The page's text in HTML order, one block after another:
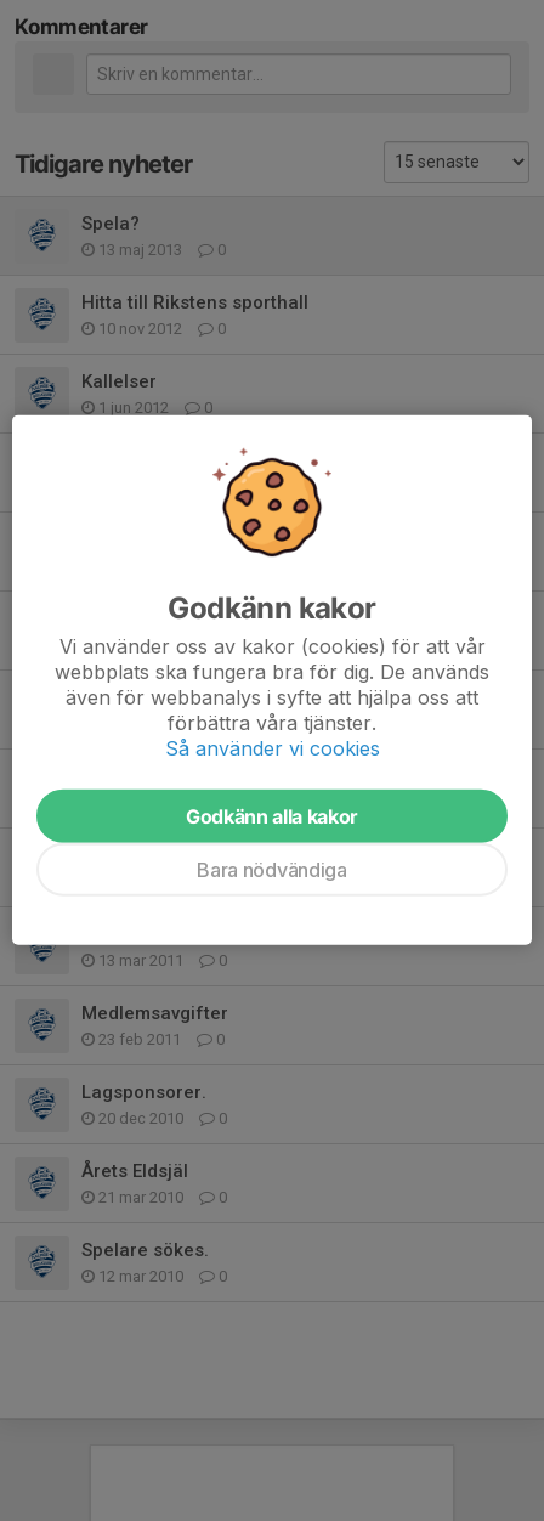
Kommentarer
Tidigare nyheter
Spela?
13 maj 2013 0
Hitta till Rikstens sporthall
10 nov 2012 0
Kallelser
1 jun 2012 0
Info i från Vaktmästarna på Storvreten
0
Inför nästa säsong!
Nu har ni chansen att verkligen hjälpa till !!!
12 sep 2011 0
Säsongen i full gång!
6 maj 2011 0
0
13 mar 2011 0
Medlemsavgifter
23 feb 2011 0
Lagsponsorer.
20 dec 2010 0
Årets Eldsjäl
21 mar 2010 0
Spelare sökes.
12 mar 2010 0
Godkänn kakor
Vi använder oss av kakor (cookies) för att vår
webbplats ska fungera bra för dig. De används
även för webbanalys i syfte att hjälpa oss att
förbättra våra tjänster.
Så använder vi cookies
Godkänn alla kakor
Bara nödvändiga